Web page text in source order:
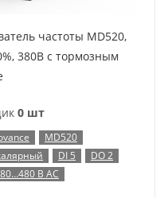
частоты MD520,
380В с тормозным
0 шт
MD520
DI 5
DO 2
В AC